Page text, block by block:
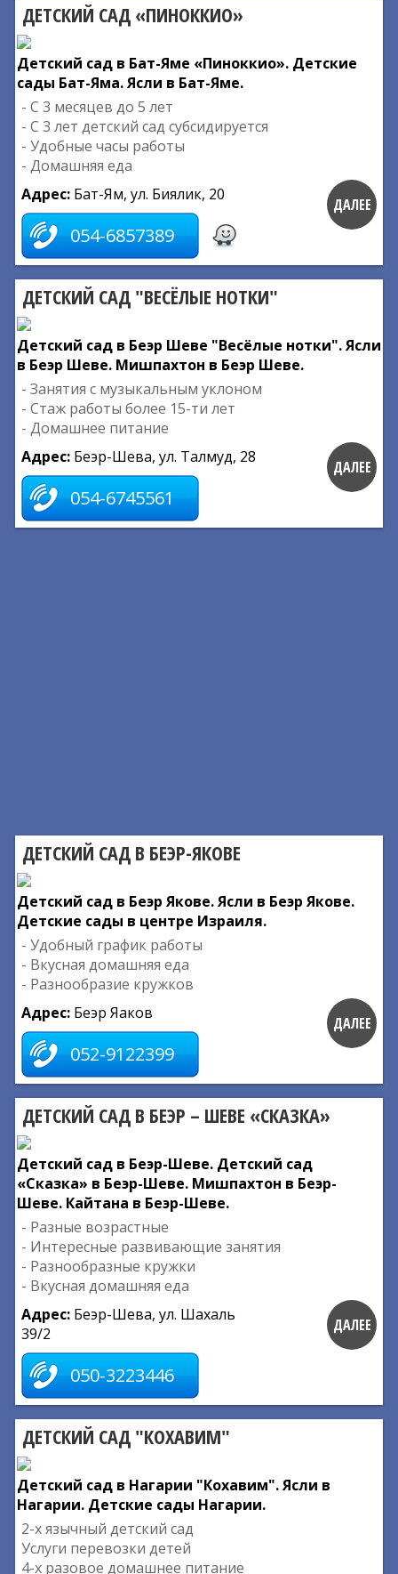
ДЕТСКИЙ САД «ПИНОККИО»
Детский сад в Бат-Яме «Пиноккио». Детские
сады Бат-Яма. Ясли в Бат-Яме.
- C 3 месяцев до 5 лет
- C 3 лет детский сад субсидируется
- Удобные часы работы
- Домашняя еда
Адрес: Бат-Ям, ул. Биялик, 20
054-6857389
ДАЛЕЕ
ДЕТСКИЙ САД "ВЕСЁЛЫЕ НОТКИ"
Детский сад в Беэр Шеве "Весёлые нотки". Ясли
в Беэр Шеве. Мишпахтон в Беэр Шеве.
- Занятия с музыкальным уклоном
- Стаж работы более 15-ти лет
- Домашнее питание
Адрес: Беэр-Шева, ул. Талмуд, 28
054-6745561
ДАЛЕЕ
ДЕТСКИЙ САД В БЕЭР-ЯКОВЕ
Детский сад в Беэр Якове. Ясли в Беэр Якове.
Детские сады в центре Израиля.
- Удобный график работы
- Вкусная домашняя еда
- Разнообразие кружков
Адрес: Беэр Яаков
052-9122399
ДАЛЕЕ
ДЕТСКИЙ САД В БЕЭР – ШЕВЕ «СКАЗКА»
Детский сад в Беэр-Шеве. Детский сад
«Сказка» в Беэр-Шеве. Мишпахтон в Беэр-
Шеве. Кайтана в Беэр-Шеве.
- Разные возрастные
- Интересные развивающие занятия
- Разнообразные кружки
- Вкусная домашняя еда
Адрес: Беэр-Шева, ул. Шахаль
39/2
050-3223446
ДАЛЕЕ
ДЕТСКИЙ САД "КОХАВИМ"
Детский сад в Нагарии "Кохавим". Ясли в
Нагарии. Детские сады Нагарии.
2-х язычный детский сад
Услуги перевозки детей
4-х разовое домашнее питание